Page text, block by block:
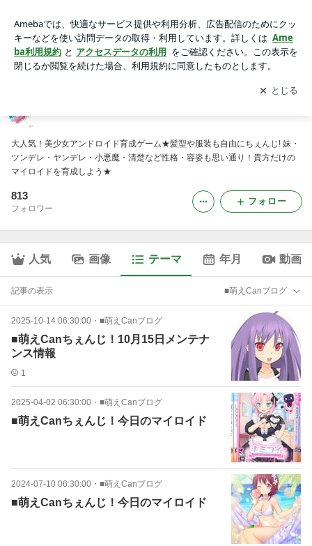
アプリをダウンロードして ブログの更新通知
を受け取りまし
ょう。
開く
大人気！美少女アンドロイド育成ゲーム★髪型や服装も自由にちぇんじ! 妹・
ツンデレ・ヤンデレ・小悪魔・清楚など性格・容姿も思い通り！貴方だけの
マイロイドを育成しよう★
813
フォロワー
フォロー
人気 画像 テーマ 年月 動画
記事の表示 ■萌えCanブログ
2025-10-14 06:30:00 ・ ■萌えCanブログ
■萌えCanちぇんじ！10月15日メンテナ
ンス情報
1
2025-04-02 06:30:00 ・ ■萌えCanブログ
■萌えCanちぇんじ！今日のマイロイド
2024-07-10 06:30:00 ・ ■萌えCanブログ
■萌えCanちぇんじ！今日のマイロイド